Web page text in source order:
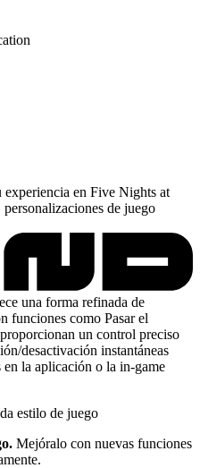
en Five Nights at
de juego
una forma refinada de
funciones como Pasar el
un control preciso
desactivación instantáneas
en la aplicación o la in-game
estilo de juego
Mejóralo con nuevas funciones